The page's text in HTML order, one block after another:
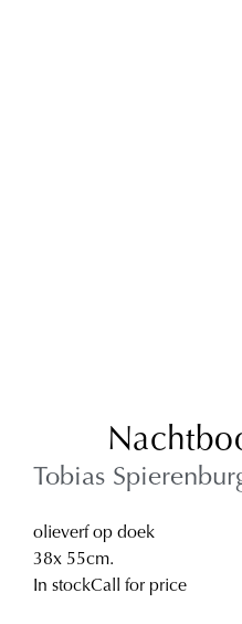
Tobias
olieverf op doek
38x 55cm.
In stockCall for price